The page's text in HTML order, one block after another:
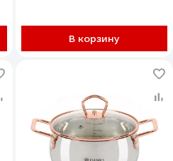
В корзину